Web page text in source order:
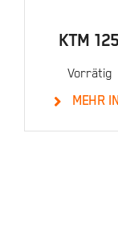
KTM
Vorrätig
MEHR